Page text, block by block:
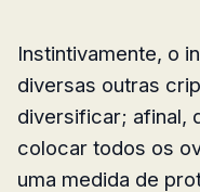
Instintivamente, o
diversas outras
diversificar; afinal,
colocar todos os
uma medida de